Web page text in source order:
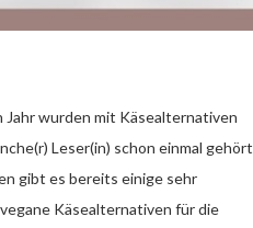
wurden mit Käsealternativen
Leser(in) schon einmal gehört
gibt es bereits einige sehr
Käsealternativen für die